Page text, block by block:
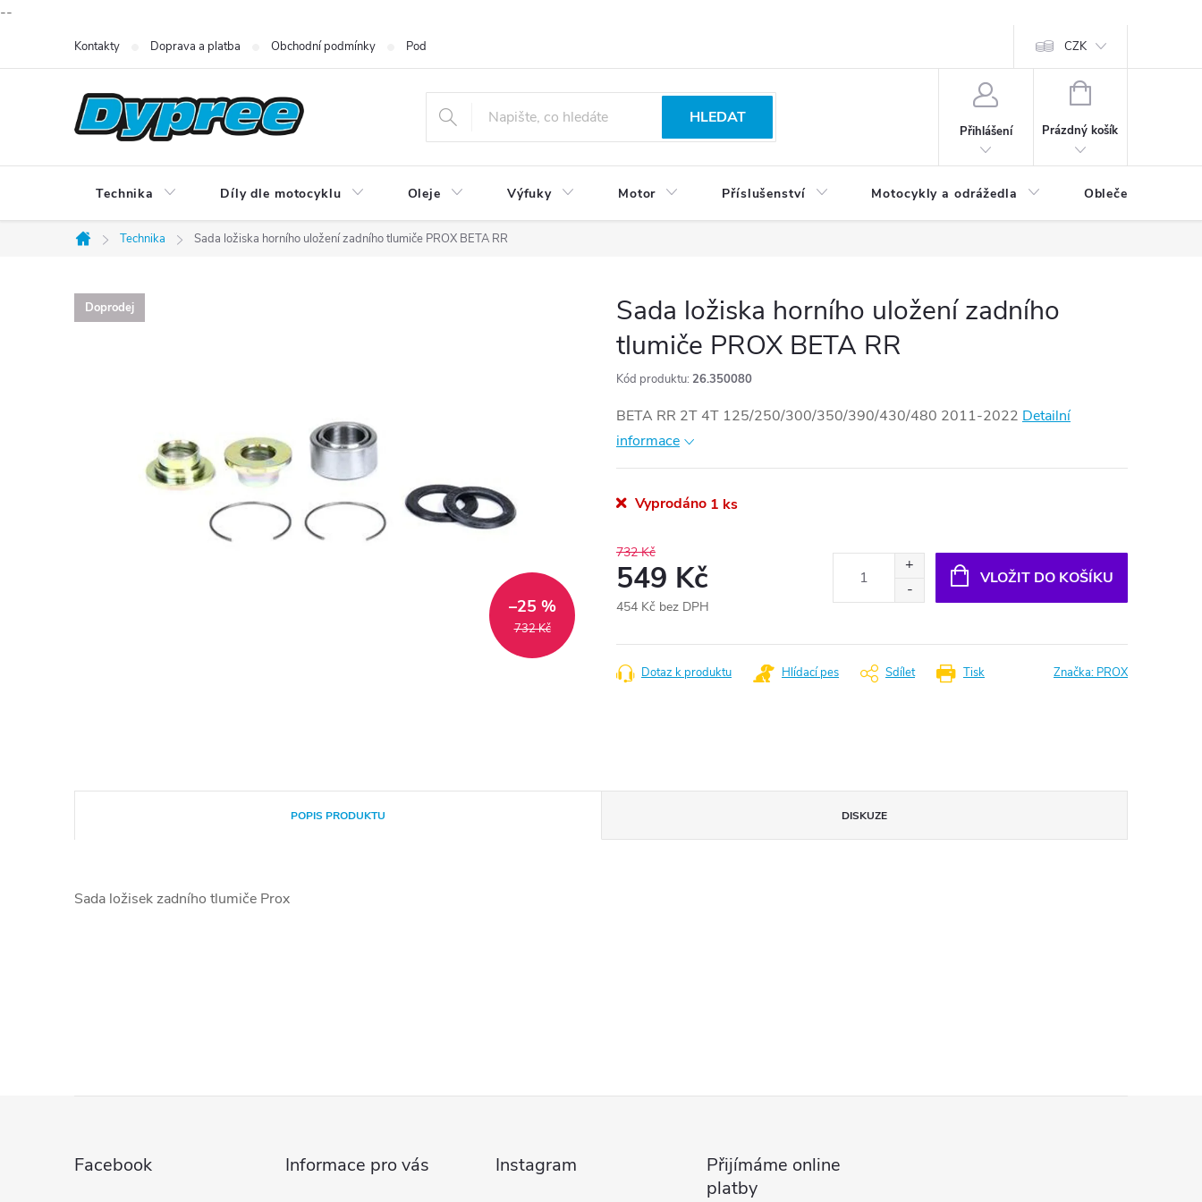
--
Kontakty Doprava a platba Obchodní podmínky Podmínky ochrany osobních údajů CZK
HLEDAT
Přihlášení
NÁKUPNÍ
Prázdný košík
Technika Díly dle motocyklu Oleje Výfuky Motor Příslušenství Motocykly a odrážedla Oblečení a
Domů
Technika Sada ložiska horního uložení zadního tlumiče PROX BETA RR
Doprodej
732 Kč
–25 %
Sada ložiska horního uložení zadního
tlumiče PROX BETA RR
Kód produktu: 26.350080
BETA RR 2T 4T 125/250/300/350/390/430/480 2011-2022 Detailní
informace
Vyprodáno 1 ks
732 Kč
549 Kč
454 Kč bez DPH
cena:
VLOŽIT DO KOŠÍKU
Tisk
Dotaz k produktu Hlídací pes Sdílet Značka: PROX
POPIS PRODUKTU DISKUZE
Sada ložisek zadního tlumiče Prox
Facebook Informace pro vás Instagram
Přijímáme online
platby